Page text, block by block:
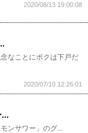
2020/08/13 19:00:08
なことにボクは下戸だ
2020/07/10 12:26:01
...
ンサワー」のグ...